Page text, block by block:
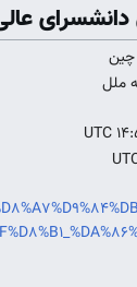
دانشسرای
چین
ملل